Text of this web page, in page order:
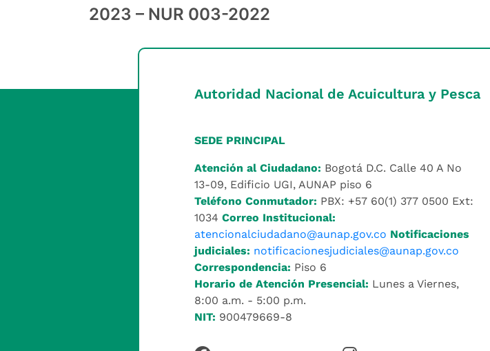
2023 – NUR 003-2022
Autoridad Nacional de Acuicultura y Pesca
SEDE PRINCIPAL
Atención al Ciudadano: Bogotá D.C. Calle 40 A No
13-09, Edificio UGI, AUNAP piso 6
Teléfono Conmutador: PBX: +57 60(1) 377 0500 Ext:
1034 Correo Institucional:
atencionalciudadano@aunap.gov.co Notificaciones
judiciales: notificacionesjudiciales@aunap.gov.co
Correspondencia: Piso 6
Horario de Atención Presencial: Lunes a Viernes,
8:00 a.m. - 5:00 p.m.
NIT: 900479669-8